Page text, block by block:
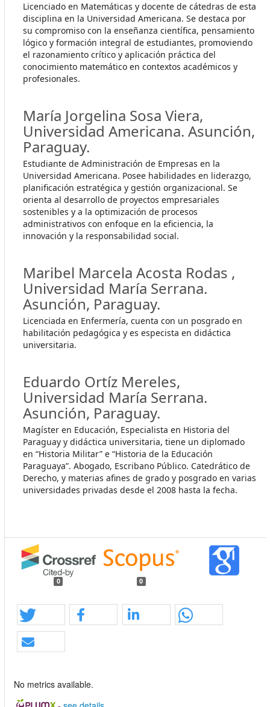
Licenciado en Matemáticas y docente de cátedras de esta
disciplina en la Universidad Americana. Se destaca por
su compromiso con la enseñanza científica, pensamiento
lógico y formación integral de estudiantes, promoviendo
el razonamiento crítico y aplicación práctica del
conocimiento matemático en contextos académicos y
profesionales.
María Jorgelina Sosa Viera,
Universidad Americana. Asunción,
Paraguay.
Estudiante de Administración de Empresas en la
Universidad Americana. Posee habilidades en liderazgo,
planificación estratégica y gestión organizacional. Se
orienta al desarrollo de proyectos empresariales
sostenibles y a la optimización de procesos
administrativos con enfoque en la eficiencia, la
innovación y la responsabilidad social.
Maribel Marcela Acosta Rodas ,
Universidad María Serrana.
Asunción, Paraguay.
Licenciada en Enfermería, cuenta con un posgrado en
habilitación pedagógica y es especista en didáctica
universitaria.
Eduardo Ortíz Mereles,
Universidad María Serrana.
Asunción, Paraguay.
Magíster en Educación, Especialista en Historia del
Paraguay y didáctica universitaria, tiene un diplomado
en “Historia Militar” e “Historia de la Educación
Paraguaya”. Abogado, Escribano Público. Catedrático de
Derecho, y materias afines de grado y posgrado en varias
universidades privadas desde el 2008 hasta la fecha.
0 0
No metrics available.